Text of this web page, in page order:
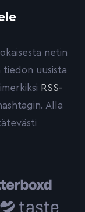
netin
tiedon uusista
RSS-
Alla